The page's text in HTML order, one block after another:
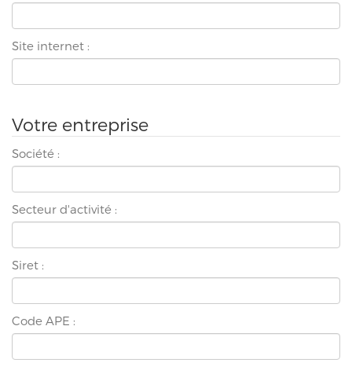
Site internet :
Votre entreprise
Société :
Secteur d'activité :
Siret :
Code APE :